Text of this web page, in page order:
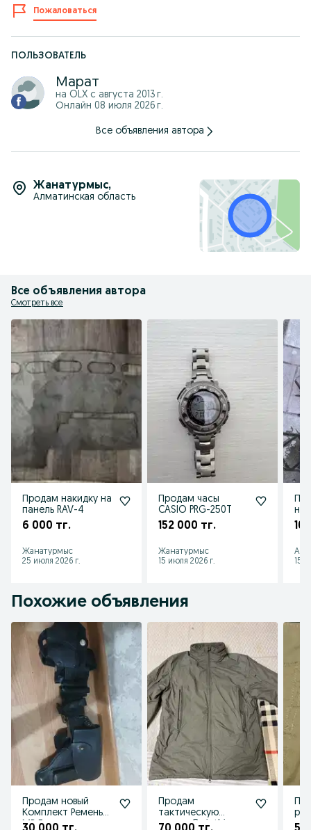
Пожаловаться
ПОЛЬЗОВАТЕЛЬ
Марат
на OLX с августа 2013 г.
Онлайн 08 июля 2026 г.
Все объявления автора
Жанатурмыс,
Алматинская область
Все объявления автора
Смотреть все
Продам накидку на
панель RAV-4
6 000 тг.
Жанатурмыс
25 июля 2026 г.
Продам часы
CASIO PRG-250T
152 000 тг.
Жанатурмыс
15 июля 2026 г.
на
10
15
Похожие объявления
Продам новый
Комплект Ремень
МВД
Продам
тактическую
куртку Carinthia